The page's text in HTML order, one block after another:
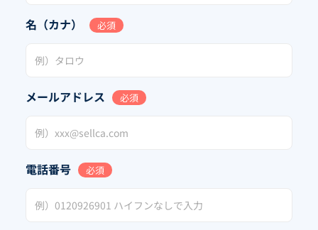
名（カナ） 必須
メールアドレス 必須
電話番号 必須